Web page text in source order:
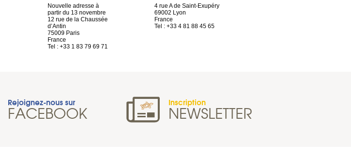
Nouvelle adresse à
partir du 13 novembre
12 rue de la Chaussée
d’Antin
75009 Paris
France
Tel : +33 1 83 79 69 71
4 rue A de Saint-Exupéry
69002 Lyon
France
Tel : +33 4 81 88 45 65
Rejoignez-nous sur
FACEBOOK Inscription
NEWSLETTER